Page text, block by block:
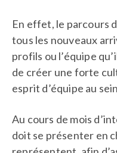
En effet, le parcours
tous les nouveaux
profils ou l’équipe
de créer une forte
esprit d’équipe au
Au cours de mois
doit se présenter en